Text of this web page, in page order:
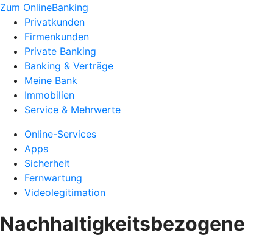
Zum OnlineBanking
Privatkunden
Firmenkunden
Private Banking
Banking & Verträge
Meine Bank
Immobilien
Service & Mehrwerte
Online-Services
Apps
Sicherheit
Fernwartung
Videolegitimation
Nachhaltigkeitsbezogene